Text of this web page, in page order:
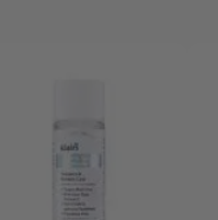
ефект, у мене
відчуття сухості